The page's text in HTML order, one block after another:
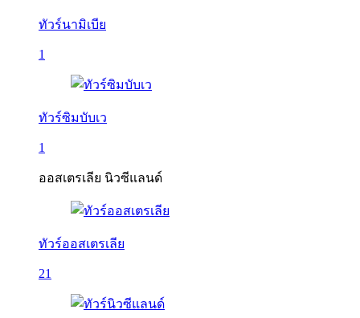
ทัวร์นามิเบีย
1
ทัวร์ซิมบับเว
1
ออสเตรเลีย นิวซีแลนด์
ทัวร์ออสเตรเลีย
21